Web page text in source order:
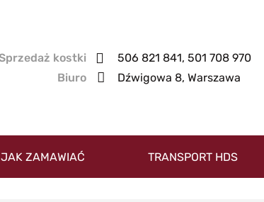
506 821 841, 501 708 970
Dźwigowa 8, Warszawa
JAK ZAMAWIAĆ TRANSPORT HDS